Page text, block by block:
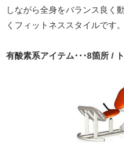
しながら全身をバランス良く
くフィットネススタイルです。
有酸素系アイテム･･･8箇所 /